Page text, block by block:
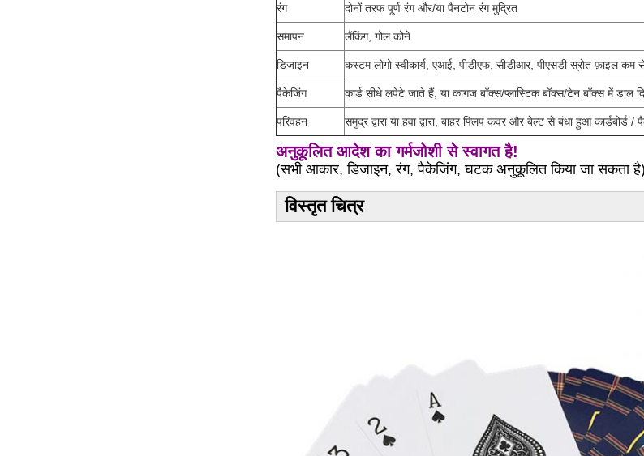
रंग दोनों तरफ पूर्ण रंग और/या पैनटोन रंग मुद्रित
समापन लैंकिंग, गोल कोने
डिजाइन कस्टम लोगो स्वीकार्य, एआई, पीडीएफ, सीडीआर, पीएसडी स्रोत फ़ाइल
पैकेजिंग कार्ड सीधे लपेटे जाते हैं, या कागज बॉक्स/प्लास्टिक बॉक्स/टेन बॉक्स में डाल
परिवहन समुद्र द्वारा या हवा द्वारा, बाहर फ्लिप कवर और बेल्ट से बंधा हुआ कार्डबोर्ड /
अनुकूलित आदेश का गर्मजोशी से स्वागत है!
(सभी आकार, डिजाइन, रंग, पैकेजिंग, घटक अनुकूलित किया जा सकता है)
विस्तृत चित्र